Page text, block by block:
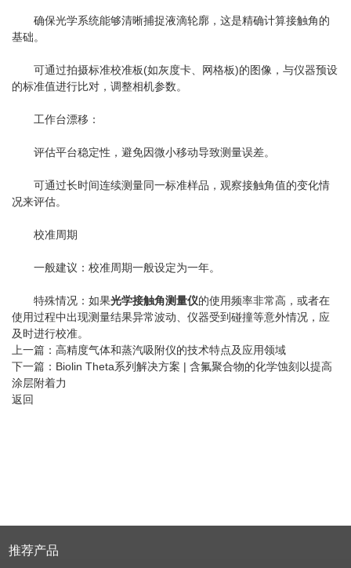
确保光学系统能够清晰捕捉液滴轮廓，这是精确计算接触角的
基础。
可通过拍摄标准校准板(如灰度卡、网格板)的图像，与仪器预设
的标准值进行比对，调整相机参数。
工作台漂移：
评估平台稳定性，避免因微小移动导致测量误差。
可通过长时间连续测量同一标准样品，观察接触角值的变化情
况来评估。
校准周期
一般建议：校准周期一般设定为一年。
特殊情况：如果光学接触角测量仪的使用频率非常高，或者在
使用过程中出现测量结果异常波动、仪器受到碰撞等意外情况，应
及时进行校准。
上一篇： 高精度气体和蒸汽吸附仪的技术特点及应用领域
下一篇： Biolin Theta系列解决方案 | 含氟聚合物的化学蚀刻以提高
涂层附着力
返回
推荐产品